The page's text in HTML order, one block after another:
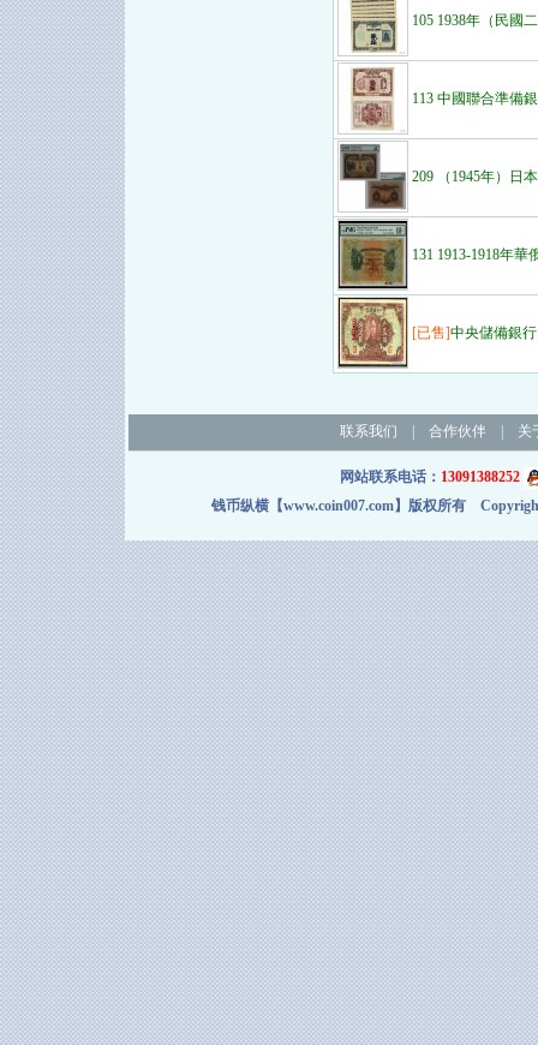
105 1938年（民國
113 中國聯合準備
209 （1945年）日
131 1913-1918年華
[已售]中央儲備銀
联系我们 合作伙伴| 关
网站联系电话： 13091388252
钱币纵横【www.coin007.com】版权所有